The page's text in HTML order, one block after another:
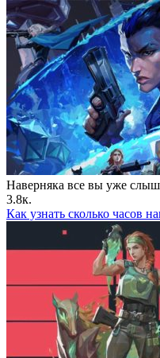
Наверняка все вы уже
3.8к.
Как узнать сколько часов